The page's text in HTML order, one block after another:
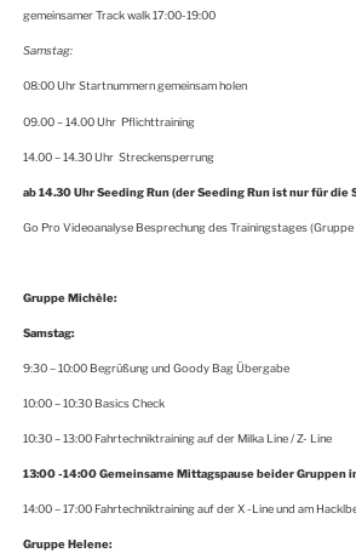
gemeinsamer Track walk 17:00-19:00
Samstag:
08:00 Uhr Startnummern gemeinsam holen
09.00 – 14.00 Uhr Pflichttraining
14.00 – 14.30 Uhr Streckensperrung
ab 14.30 Uhr Seeding Run (der Seeding Run ist nur für
Go Pro Videoanalyse Besprechung des Trainingstages (Gruppe
Gruppe Michèle:
Samstag:
9:30 – 10:00 Begrüßung und Goody Bag Übergabe
10:00 – 10:30 Basics Check
10:30 – 13:00 Fahrtechniktraining auf der Milka Line / Z- Line
13:00 -14:00 Gemeinsame Mittagspause beider Gruppen
14:00 – 17:00 Fahrtechniktraining auf der X -Line und am
Gruppe Helene: